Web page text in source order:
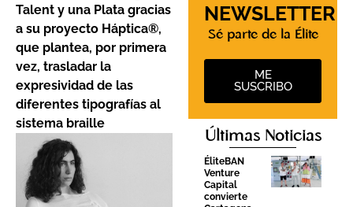
Talent y una Plata gracias
a su proyecto Háptica®,
que plantea, por primera
vez, trasladar la
expresividad de las
diferentes tipografías al
sistema braille
NEWSLETTER
Sé parte de la Élite
ME
SUSCRIBO
Últimas Noticias
ÉliteBAN
Venture
Capital
convierte